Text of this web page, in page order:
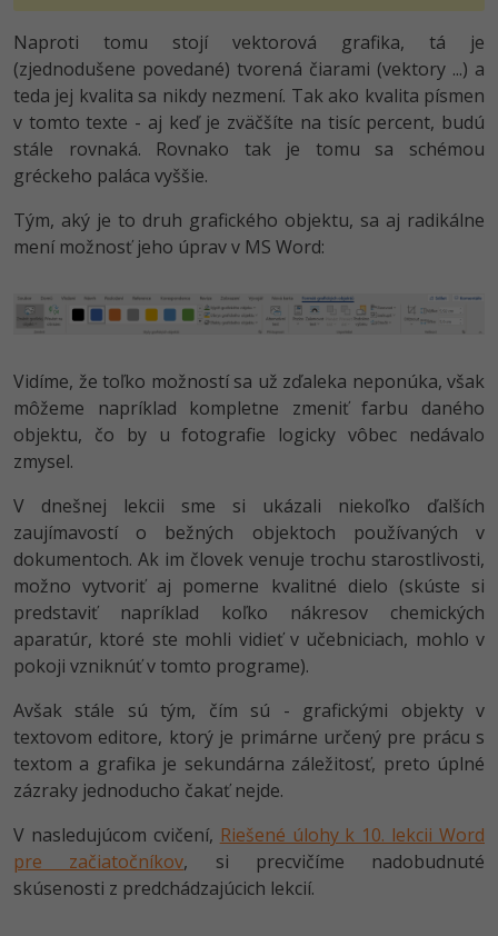
Naproti tomu stojí vektorová grafika, tá je
(zjednodušene povedané) tvorená čiarami (vektory ...) a
teda jej kvalita sa nikdy nezmení. Tak ako kvalita písmen
v tomto texte - aj keď je zväčšíte na tisíc percent, budú
stále rovnaká. Rovnako tak je tomu sa schémou
gréckeho paláca vyššie.
Tým, aký je to druh grafického objektu, sa aj radikálne
mení možnosť jeho úprav v MS Word:
Vidíme, že toľko možností sa už zďaleka neponúka, však
môžeme napríklad kompletne zmeniť farbu daného
objektu, čo by u fotografie logicky vôbec nedávalo
zmysel.
V dnešnej lekcii sme si ukázali niekoľko ďalších
zaujímavostí o bežných objektoch používaných v
dokumentoch. Ak im človek venuje trochu starostlivosti,
možno vytvoriť aj pomerne kvalitné dielo (skúste si
predstaviť napríklad koľko nákresov chemických
aparatúr, ktoré ste mohli vidieť v učebniciach, mohlo v
pokoji vzniknúť v tomto programe).
Avšak stále sú tým, čím sú - grafickými objekty v
textovom editore, ktorý je primárne určený pre prácu s
textom a grafika je sekundárna záležitosť, preto úplné
zázraky jednoducho čakať nejde.
V nasledujúcom cvičení, Riešené úlohy k 10. lekcii Word
pre začiatočníkov, si precvičíme nadobudnuté
skúsenosti z predchádzajúcich lekcií.